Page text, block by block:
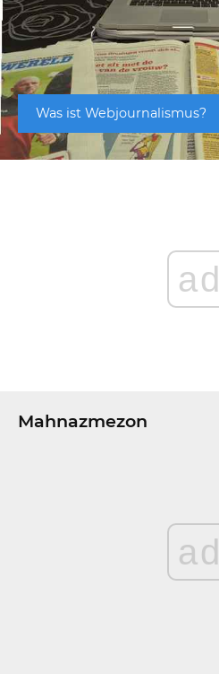
Was ist Webjournalismus?
ad
Mahnazmezon
ad